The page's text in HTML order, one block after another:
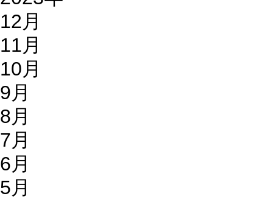
12月
11月
10月
9月
8月
7月
6月
5月